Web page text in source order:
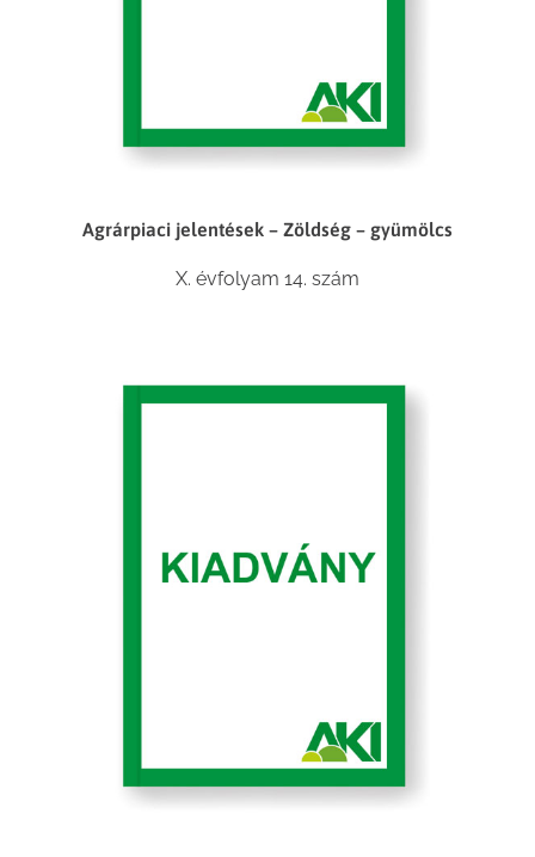
Agrárpiaci jelentések – Zöldség – gyümölcs
X. évfolyam 14. szám